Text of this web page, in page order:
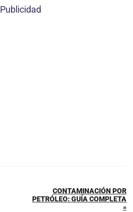
Publicidad
CONTAMINACIÓN POR
PETRÓLEO: GUÍA COMPLETA
»